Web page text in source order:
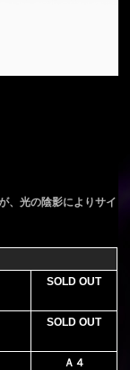
、光の陰影によりサイ
SOLD OUT
SOLD OUT
Ａ４